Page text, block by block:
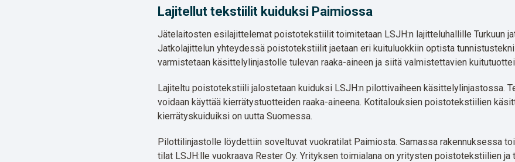
Lajitellut tekstiilit kuiduksi Paimiossa
Jätelaitosten esilajittelemat poistotekstiilit toimitetaan LSJH:n lajitteluhallille Turkuun
Jatkolajittelun yhteydessä poistotekstiilit jaetaan eri kuituluokkiin optista
varmistetaan käsittelylinjastolle tulevan raaka-aineen ja siitä valmistettavien
Lajiteltu poistotekstiili jalostetaan kuiduksi LSJH:n pilottivaiheen käsittelylinjastossa.
voidaan käyttää kierrätystuotteiden raaka-aineena. Kotitalouksien poistotekstiilien
kierrätyskuiduiksi on uutta Suomessa.
Pilottilinjastolle löydettiin soveltuvat vuokratilat Paimiosta. Samassa rakennuksessa
tilat LSJH:lle vuokraava Rester Oy. Yrityksen toimialana on yritysten poistotekstiilien ja